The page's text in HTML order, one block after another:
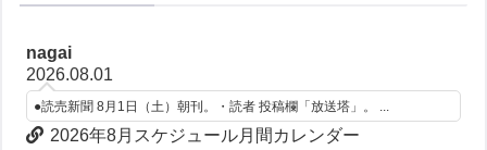
nagai
2026.08.01
●読売新聞 8月1日（土）朝刊。・読者 投稿欄「放送塔」。 ...
2026年8月スケジュール月間カレンダー